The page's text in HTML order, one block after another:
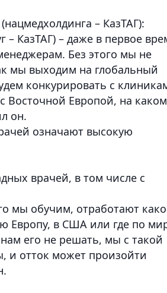
– КазТАГ):
– КазТАГ) – даже в первое
Без этого мы не
мы выходим на глобальный
конкурировать с
Восточной Европой, на
он.
означают высокую
врачей, в том числе с
мы обучим, отработают
Европу, в США или где по
его не решать, мы с такой
и отток может произойти